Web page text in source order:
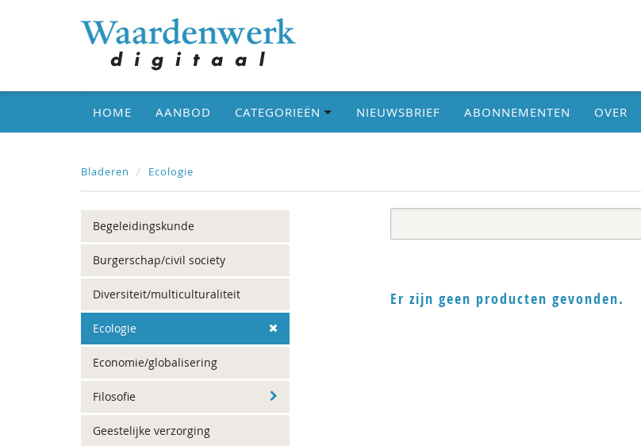
HOME AANBOD CATEGORIEËN NIEUWSBRIEF ABONNEMENTEN OVER
Bladeren Ecologie
Begeleidingskunde
Burgerschap/civil society
Diversiteit/multiculturaliteit
Ecologie
Economie/globalisering
Filosofie
Geestelijke verzorging
Er zijn geen producten gevonden.